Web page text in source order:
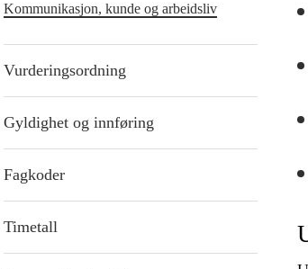
Kommunikasjon, kunde og arbeidsliv
Vurderingsordning
Gyldighet og innføring
Fagkoder
Timetall